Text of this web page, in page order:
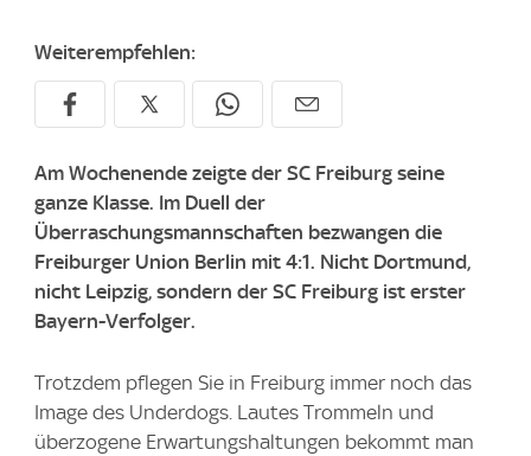
Weiterempfehlen:
Am Wochenende zeigte der SC Freiburg seine
ganze Klasse. Im Duell der
Überraschungsmannschaften bezwangen die
Freiburger Union Berlin mit 4:1. Nicht Dortmund,
nicht Leipzig, sondern der SC Freiburg ist erster
Bayern-Verfolger.
Trotzdem pflegen Sie in Freiburg immer noch das
Image des Underdogs. Lautes Trommeln und
überzogene Erwartungshaltungen bekommt man